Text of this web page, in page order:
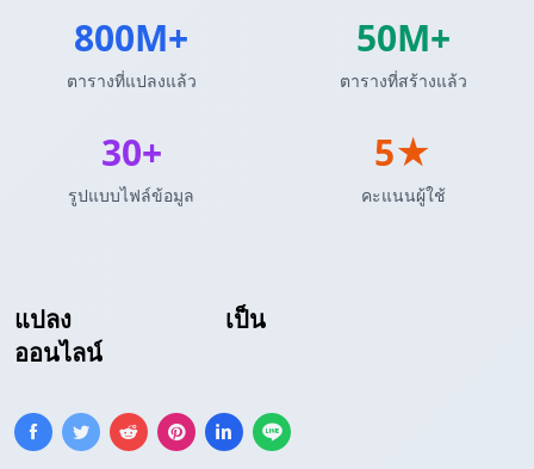
แปลง เป็น
ออนไลน์
800M+
ตารางที่แปลงแล้ว
50M+
ตารางที่สร้างแล้ว
30+
รูปแบบไฟล์ข้อมูล
5★
คะแนนผู้ใช้